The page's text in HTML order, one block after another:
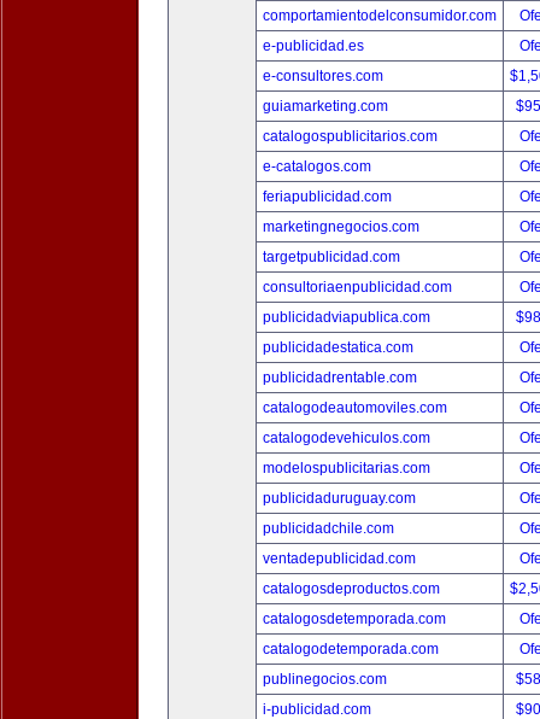
comportamientodelconsumidor.com
e-publicidad.es
e-consultores.com
guiamarketing.com
catalogospublicitarios.com
e-catalogos.com
feriapublicidad.com
marketingnegocios.com
targetpublicidad.com
consultoriaenpublicidad.com
publicidadviapublica.com
publicidadestatica.com
publicidadrentable.com
catalogodeautomoviles.com
catalogodevehiculos.com
modelospublicitarias.com
publicidaduruguay.com
publicidadchile.com
ventadepublicidad.com
catalogosdeproductos.com
catalogosdetemporada.com
catalogodetemporada.com
publinegocios.com
i-publicidad.com